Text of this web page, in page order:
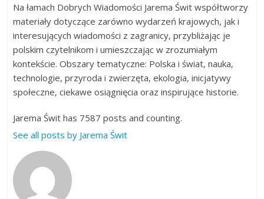
Na łamach Dobrych Wiadomości Jarema Świt współtworzy
materiały dotyczące zarówno wydarzeń krajowych, jak i
interesujących wiadomości z zagranicy, przybliżając je
polskim czytelnikom i umieszczając w zrozumiałym
kontekście. Obszary tematyczne: Polska i świat, nauka,
technologie, przyroda i zwierzęta, ekologia, inicjatywy
społeczne, ciekawe osiągnięcia oraz inspirujące historie.
Jarema Świt has 7587 posts and counting.
See all posts by Jarema Świt